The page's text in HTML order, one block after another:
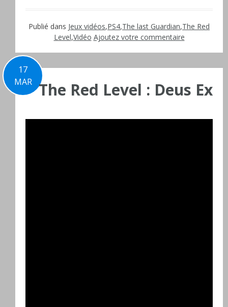
Publié dans Jeux vidéos,PS4,The last Guardian,The Red
Level,Vidéo Ajoutez votre commentaire
17
MAR
The Red Level : Deus Ex